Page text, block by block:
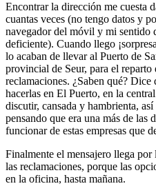
Encontrar la dirección me cuesta
cuantas veces (no tengo datos y
navegador del móvil y mi sentido
deficiente). Cuando llego
lo acaban de llevar al Puerto de
provincial de Seur, para el
reclamaciones. ¿Saben qué?
hacerlas en El Puerto, en la
discutir, cansada y hambrienta,
pensando que era una más de las
funcionar de estas empresas que
Finalmente el mensajero llega por
las reclamaciones, porque las
en la oficina, hasta mañana.